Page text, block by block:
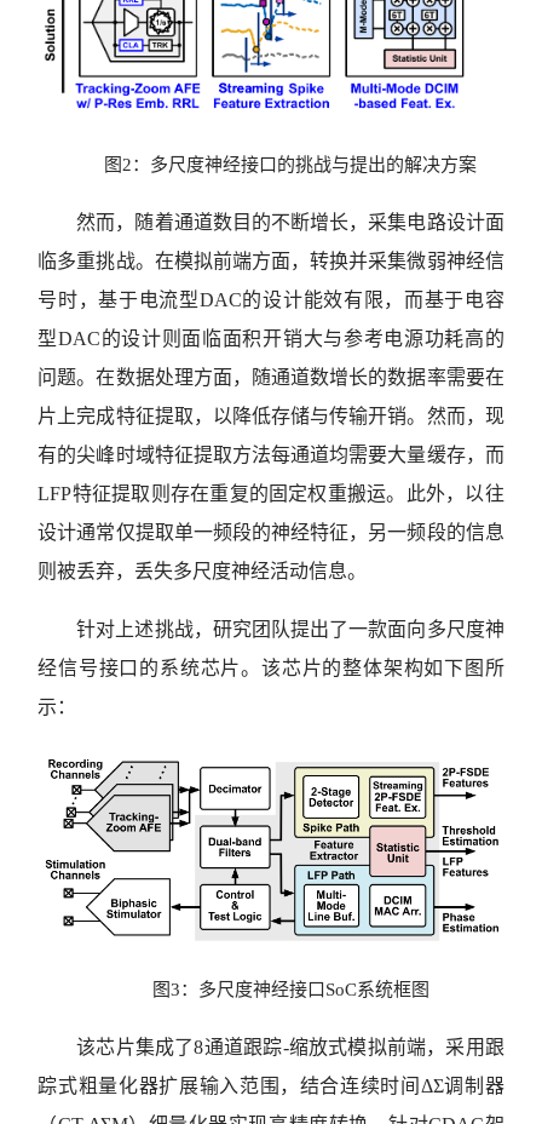
图2：多尺度神经接口的挑战与提出的解决方案
然而，随着通道数目的不断增长，采集电路设计面
临多重挑战。在模拟前端方面，转换并采集微弱神经信
号时，基于电流型DAC的设计能效有限，而基于电容
型DAC的设计则面临面积开销大与参考电源功耗高的
问题。在数据处理方面，随通道数增长的数据率需要在
片上完成特征提取，以降低存储与传输开销。然而，现
有的尖峰时域特征提取方法每通道均需要大量缓存，而
LFP特征提取则存在重复的固定权重搬运。此外，以往
设计通常仅提取单一频段的神经特征，另一频段的信息
则被丢弃，丢失多尺度神经活动信息。
针对上述挑战，研究团队提出了一款面向多尺度神
经信号接口的系统芯片。该芯片的整体架构如下图所
示：
图3：多尺度神经接口SoC系统框图
该芯片集成了8通道跟踪-缩放式模拟前端，采用跟
踪式粗量化器扩展输入范围，结合连续时间ΔΣ调制器